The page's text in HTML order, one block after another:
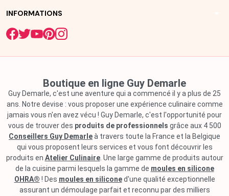
INFORMATIONS
Boutique en ligne Guy Demarle
Guy Demarle, c'est une aventure qui a commencé il y a plus de 25
ans. Notre devise : vous proposer une expérience culinaire comme
jamais vous n'en avez vécu ! Guy Demarle, c'est l'opportunité pour
vous de trouver des produits de professionnels grâce aux 4 500
Conseillers Guy Demarleà travers toute la France et la Belgique
qui vous proposent leurs services et vous font découvrir les
produits en Atelier Culinaire. Une large gamme de produits autour
de la cuisine parmi lesquels la gamme de moules en silicone
OHRA® ! Des moules en siliconed'une qualité exceptionnelle
assurant un démoulage parfait et reconnu par des milliers